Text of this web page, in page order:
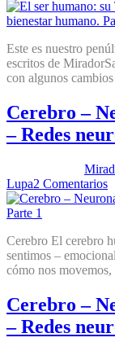
Este es nuestro
escritos de
con algunos
Cerebro –
– Redes
Lupa2 Comentarios
Cerebro El cerebro
sentimos –
cómo nos
Cerebro –
– Redes